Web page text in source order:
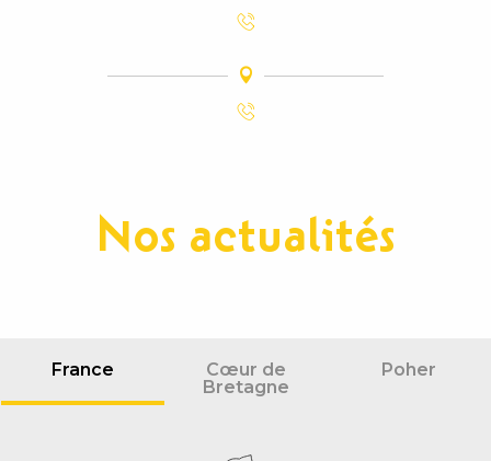
Nos actualités
France
Cœur de
Bretagne
Poher